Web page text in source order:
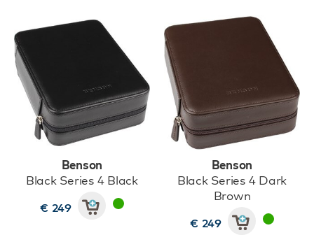
Benson
Black Series 4 Black
€ 249
Benson
Black Series 4 Dark
Brown
€ 249